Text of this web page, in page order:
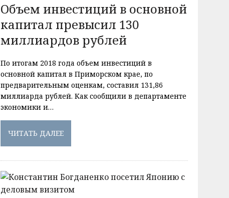
Объем инвестиций в основной
капитал превысил 130
миллиардов рублей
По итогам 2018 года объем инвестиций в
основной капитал в Приморском крае, по
предварительным оценкам, составил 131,86
миллиарда рублей. Как сообщили в департаменте
экономики и…
ЧИТАТЬ ДАЛЕЕ